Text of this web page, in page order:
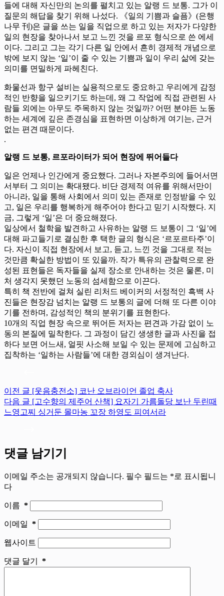
들에 대해 자신만의 논의를 펼치고 있는 알랭 드 보통. 그가 이
질문의 해답을 찾기 위해 나섰다. 《일의 기쁨과 슬픔》(은행
나무 刊)은 글을 쓰는 일을 직업으로 하고 있는 저자가 다양한
일의 현장을 찾아나서 보고 느낀 것을 르포 형식으로 쓴 에세
이다. 그리고 그는 각기 다른 일 안에서 흔히 경제적 개념으로
밖에 보지 않는 ‘일’이 줄 수 있는 기쁨과 일이 우리 삶에 갖는
의미를 면밀하게 파헤친다.
화물선과 항구 설비는 실용적으로도 중요하고 우리에게 감정
적인 반향을 일으키기도 하는데, 왜 그 작업에 직접 관련된 사
람들 외에는 아무도 주목하지 않는 것일까? 어떤 분야든 노동
하는 세계에 깊은 존경심을 표현하면 이상하게 여기는, 근거
없는 편견 때문이다.
.
알랭 드 보통, 르포라이터가 되어 현장에 뛰어들다
일은 언제나 인간에게 중요했다. 그러나 자본주의에 들어서면
서부터 그 의미는 확대됐다. 비단 경제적 여유를 위해서만이
아니라, 일을 통해 사회에서 의미 있는 존재로 인정받을 수 있
고, 일은 우리를 행복하게 해주어야 한다고 믿기 시작했다. 지
금, 그렇게 ‘일’은 더 중요해졌다.
일상에서 철학을 발견하고 사유하는 알랭 드 보통이 그 ‘일’에
대해 파고들기로 결심한 후 택한 글의 형식은 ‘르포르타주’이
다. 자신이 직접 현장에서 보고, 듣고, 느낀 것을 그대로 적는
것만큼 확실한 방법이 또 있을까. 작가 특유의 관찰력으로 완
성된 표현들은 독자들을 실제 장소로 안내하는 것은 물론, 미
처 생각지 못했던 노동의 섬세함으로 이끈다.
특히 책 전반에 걸쳐 실린 리처드 베이커의 서정적인 흑백 사
진들은 현장감 넘치는 알랭 드 보통의 글에 더해 또 다른 이야
기를 전하며, 감성적인 책의 분위기를 표현한다.
10개의 직업 현장 속으로 뛰어든 저자는 편견과 가감 없이 노
동의 본질에 밀착한다. 그 과정이 담긴 생생한 글과 사진을 접
하다 보면 어느새, 얼핏 사소해 보일 수 있는 문제에 고심하고
집착하는 ‘일하는 사람들’에 대한 경외심이 생겨난다.
이전 글 [웃음충전소] 코난 오브라이언 졸업 축사
다음 글 [고수향의 제주어 산책] 요자기 가름돌당 보난 두린때
느영고찌 싱거둔 몰마농 꼬장 하영도 피여서라
댓글 남기기
이메일 주소는 공개되지 않습니다. 필수 필드는 *로 표시됩니
다
이름 *
이메일 *
웹사이트
댓글 달기 *